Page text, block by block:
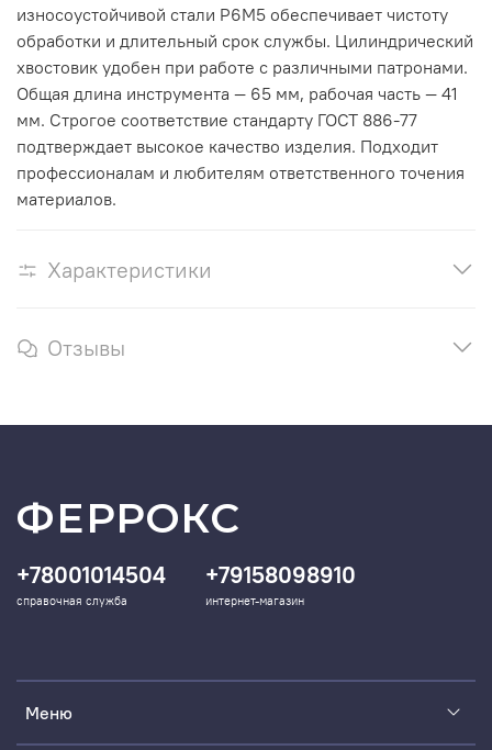
износоустойчивой стали Р6М5 обеспечивает чистоту
обработки и длительный срок службы. Цилиндрический
хвостовик удобен при работе с различными патронами.
Общая длина инструмента — 65 мм, рабочая часть — 41
мм. Строгое соответствие стандарту ГОСТ 886-77
подтверждает высокое качество изделия. Подходит
профессионалам и любителям ответственного точения
материалов.
Характеристики
Отзывы
Меню
+78001014504
справочная служба
+79158098910
интернет-магазин
ФЕРРОКС